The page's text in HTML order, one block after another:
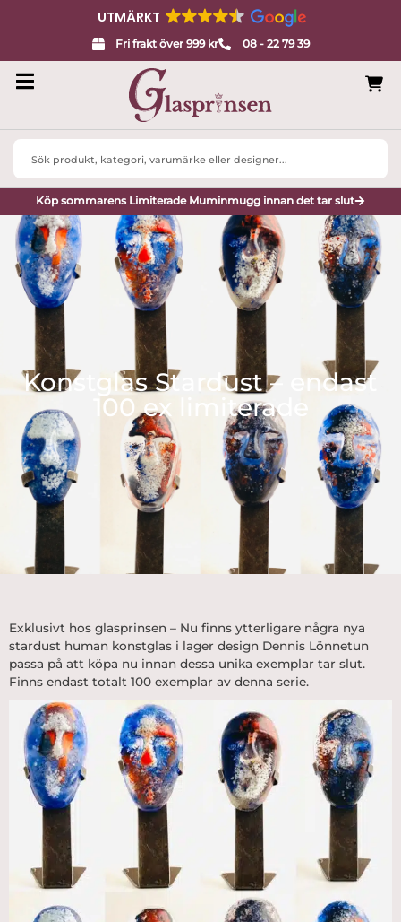
UTMÄRKT
Fri frakt över 999 kr 08 - 22 79 39
Search
Köp sommarens Limiterade Muminmugg innan det tar slut
Konstglas Stardust – endast
100 ex limiterade
Exklusivt hos glasprinsen – Nu finns ytterligare några nya
stardust human konstglas i lager design Dennis Lönnetun
passa på att köpa nu innan dessa unika exemplar tar slut.
Finns endast totalt 100 exemplar av denna serie.